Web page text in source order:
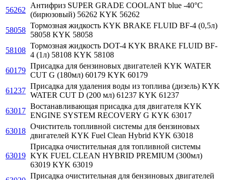
56262
Антифриз SUPER GRADE COOLANT blue -40°C
(бирюзовый) 56262 KYK 56262
58058
Тормозная жидкость KYK BRAKE FLUID BF-4 (0,5л)
58058 KYK 58058
58108
Тормозная жидкость DOT-4 KYK BRAKE FLUID BF-
4 (1л) 58108 KYK 58108
60179
Присадка для бензиновых двигателей KYK WATER
CUT G (180мл) 60179 KYK 60179
61237
Присадка для удаления воды из топлива (дизель) KYK
WATER CUT D (200 мл) 61237 KYK 61237
63017
Востанавливающая присадка для двигателя KYK
ENGINE SYSTEM RECOVERY G KYK 63017
63018
Очиститель топливной системы для бензиновых
двигателей KYK Fuel Clean Hybrid KYK 63018
63019
Присадка очистительная для топливной системы
KYK FUEL CLEAN HYBRID PREMIUM (300мл)
63019 KYK 63019
Присадка очистительная для бензиновых двигателей